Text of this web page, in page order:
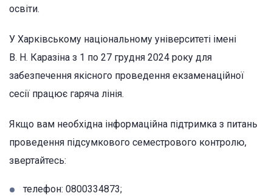
освіти.
У Харківському національному університеті імені
В. Н. Каразіна з 1 по 27 грудня 2024 року для
забезпечення якісного проведення екзаменаційної
сесії працює гаряча лінія.
Якщо вам необхідна інформаційна підтримка з питань
проведення підсумкового семестрового контролю,
звертайтесь:
телефон: 0800334873;